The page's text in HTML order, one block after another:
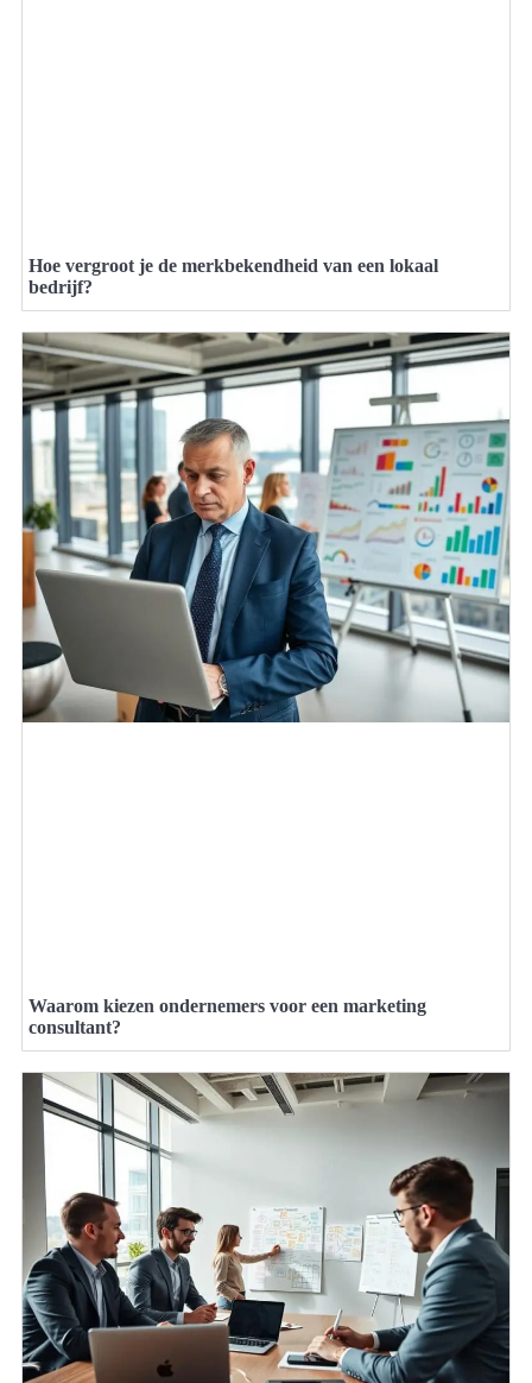
Hoe vergroot je de merkbekendheid van een lokaal
bedrijf?
Waarom kiezen ondernemers voor een marketing
consultant?